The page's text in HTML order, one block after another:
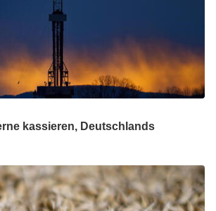
kassieren, Deutschlands